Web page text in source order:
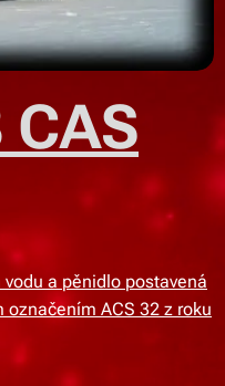
a pěnidlo postavená
označením ACS 32 z roku